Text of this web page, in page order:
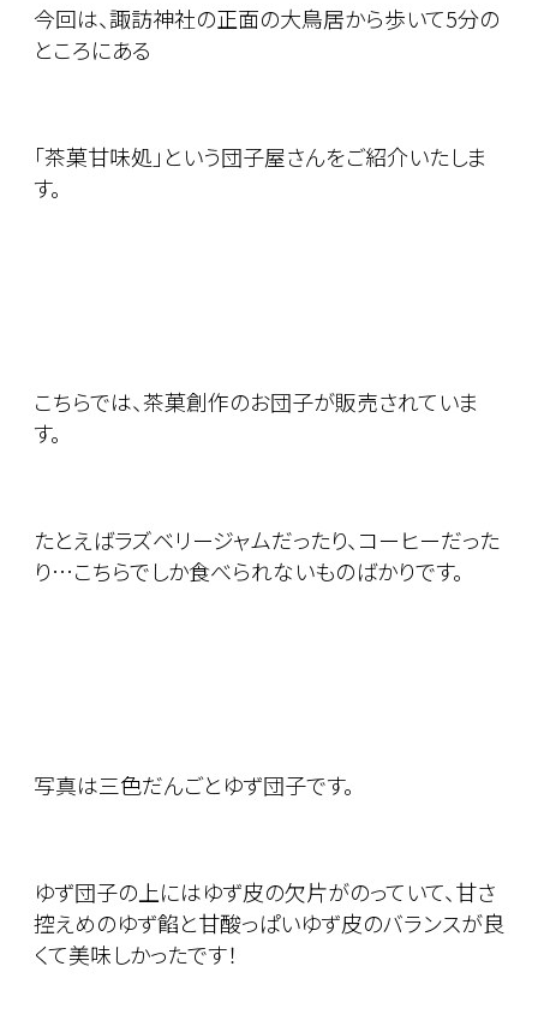
今回は、諏訪神社の正面の大鳥居から歩いて5分の
ところにある
「茶菓甘味処」という団子屋さんをご紹介いたしま
す。
こちらでは、茶菓創作のお団子が販売されていま
す。
たとえばラズベリージャムだったり、コーヒーだった
り…こちらでしか食べられないものばかりです。
写真は三色だんごとゆず団子です。
ゆず団子の上にはゆず皮の欠片がのっていて、甘さ
控えめのゆず餡と甘酸っぱいゆず皮のバランスが良
くて美味しかったです！